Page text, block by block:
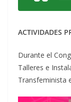
ACTIVIDADES
Durante el
Talleres e
Transfeminista